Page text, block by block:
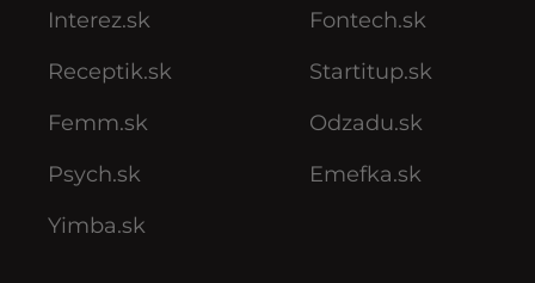
Interez.sk
Receptik.sk
Femm.sk
Psych.sk
Yimba.sk
Fontech.sk
Startitup.sk
Odzadu.sk
Emefka.sk